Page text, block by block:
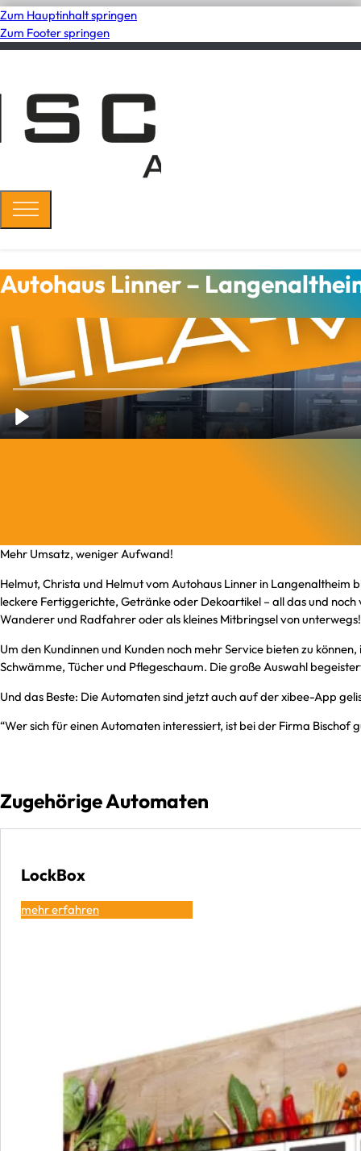
Zum Hauptinhalt springen
Zum Footer springen
Autohaus Linner –
Mehr Umsatz, weniger Aufwand!
Helmut, Christa und Helmut vom Autohaus Linner in
leckere Fertiggerichte, Getränke oder Dekoartikel – all das und
Wanderer und Radfahrer oder als kleines Mitbringsel von unterwegs!
Um den Kundinnen und Kunden noch mehr Service bieten zu
Schwämme, Tücher und Pflegeschaum. Die große Auswahl
Und das Beste: Die Automaten sind jetzt auch auf der xibee-App
“Wer sich für einen Automaten interessiert, ist bei der Firma
Zugehörige Automaten
LockBox
mehr erfahren